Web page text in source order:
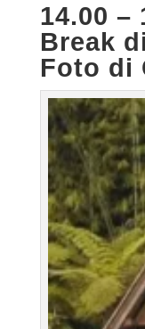
14.00 –
Break
Foto di